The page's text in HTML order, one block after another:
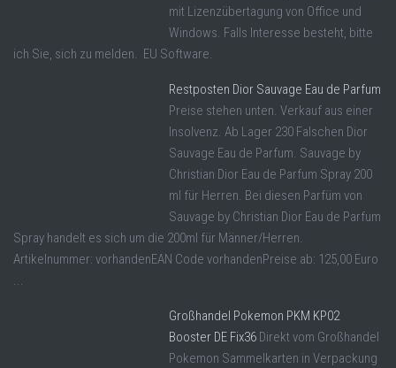
mit Lizenzübertagung von Office und
Windows. Falls Interesse besteht, bitte
ich Sie, sich zu melden. EU Software.
Restposten Dior Sauvage Eau de Parfum
Preise stehen unten. Verkauf aus einer
Insolvenz. Ab Lager 230 Falschen Dior
Sauvage Eau de Parfum. Sauvage by
Christian Dior Eau de Parfum Spray 200
ml für Herren. Bei diesen Parfüm von
Sauvage by Christian Dior Eau de Parfum
Spray handelt es sich um die 200ml für Männer/Herren.
Artikelnummer: vorhandenEAN Code vorhandenPreise ab: 125,00 Euro
...
Großhandel Pokemon PKM KP02
Booster DE Fix36 Direkt vom Großhandel
Pokemon Sammelkarten in Verpackung